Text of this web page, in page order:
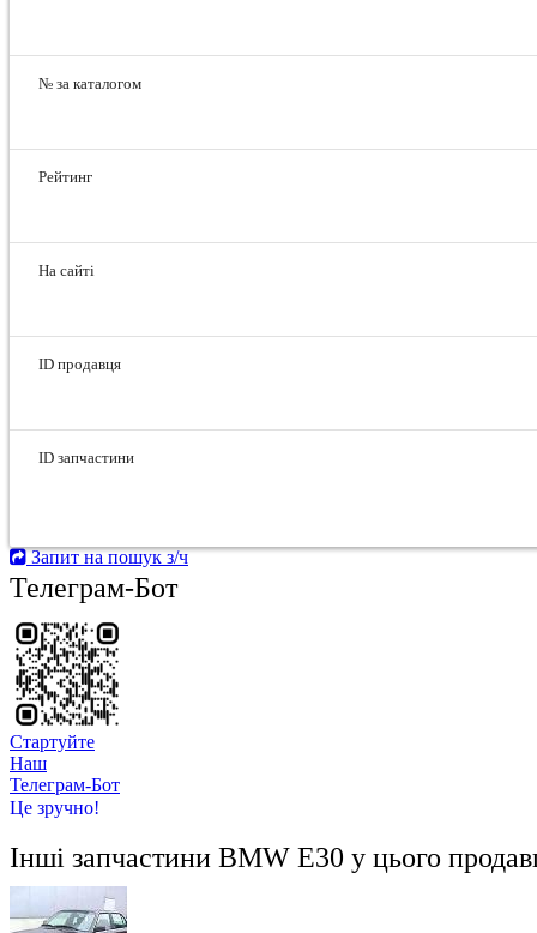
№ за каталогом
Рейтинг
На сайті
ID продавця
ID запчастини
Запит на пошук з/ч
Телеграм-Бот
Стартуйте
Hаш
Телеграм-Бот
Це зручно!
Інші запчастини BMW E30 у цього